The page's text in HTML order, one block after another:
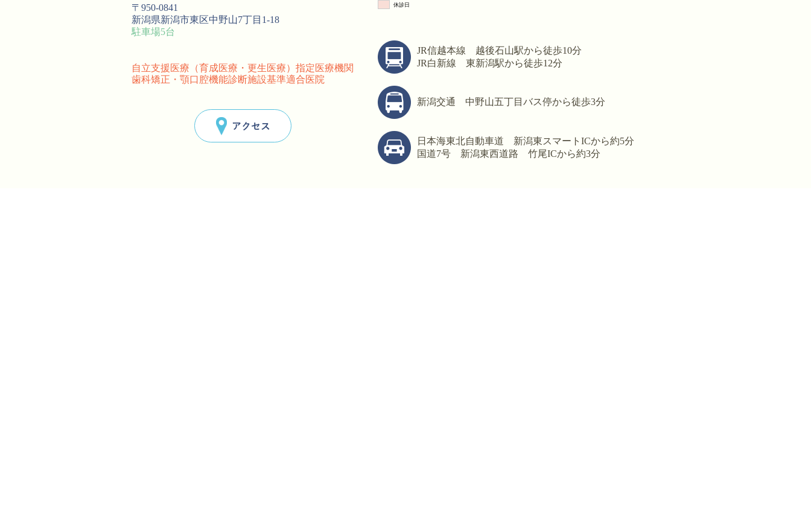
〒950-0841
新潟県新潟市東区中野山7丁目1-18
駐車場5台
自立支援医療（育成医療・更生医療）指定医療機関
歯科矯正・顎口腔機能診断施設基準適合医院
休診日
JR信越本線 越後石山駅から徒歩10分
JR白新線 東新潟駅から徒歩12分
新潟交通 中野山五丁目バス停から徒歩3分
日本海東北自動車道 新潟東スマートICから約5分
国道7号 新潟東西道路 竹尾ICから約3分